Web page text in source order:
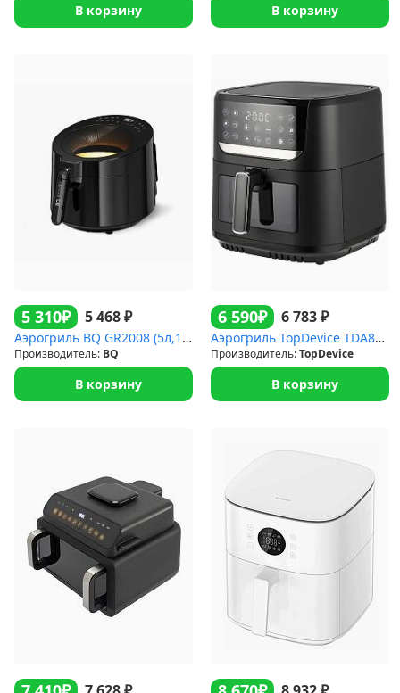
В корзину В корзину
5 310₽ 5 468₽
Аэрогриль BQ GR2008 (5л,1,5кВт.12прогр)
Производитель: BQ
В корзину
6 590₽ 6 783₽
Аэрогриль TopDevice TDA801 (1750Вт.8л,12прогр)
Производитель:TopDevice
В корзину